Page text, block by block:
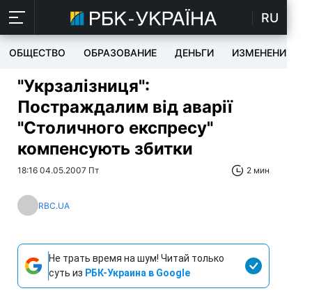
RU
ОБЩЕСТВО ОБРАЗОВАНИЕ ДЕНЬГИ ИЗМЕНЕНИЯ
"Укрзалізниця":
Постраждалим від аварії
"Столичного експресу"
компенсують збитки
18:16 04.05.2007 Пт 2 мин
RBC.UA
Не трать время на шум! Читай только
суть из РБК-Украина в Google